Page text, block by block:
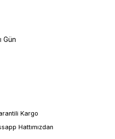
Gün
Kargo
Hattımızdan